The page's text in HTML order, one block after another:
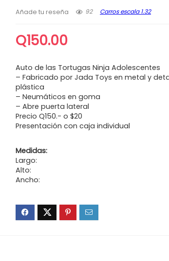
Añade tu reseña 92 Carros escala 1.32
Q150.00
Auto de las Tortugas Ninja Adolescentes
– Fabricado por Jada Toys en metal y
plástica
– Neumáticos en goma
– Abre puerta lateral
Precio Q150.- o $20
Presentación con caja individual
Medidas:
Largo:
Alto:
Ancho: